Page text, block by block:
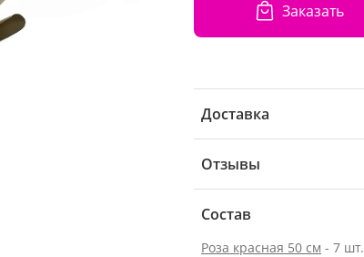
Заказать
Доставка
Отзывы
Состав
Роза красная 50 см - 7 шт.